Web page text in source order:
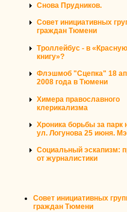
Снова Прудников.
Совет инициативных
граждан Тюмени
Троллейбус - в «Красную
книгу»?
Флэшмоб "Сцепка" 18
2008 года в Тюмени
Химера православного
клерикализма
Хроника борьбы за парк
ул. Логунова 25 июня.
Социальный эскапизм:
от журналистики
Совет инициативных
граждан Тюмени